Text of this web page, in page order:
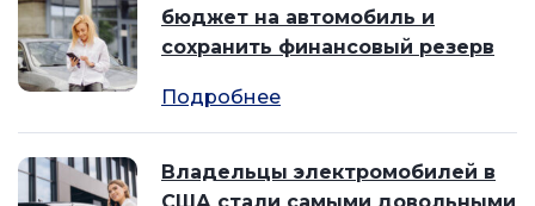
бюджет на автомобиль и
сохранить финансовый резерв
Подробнее
Владельцы электромобилей в